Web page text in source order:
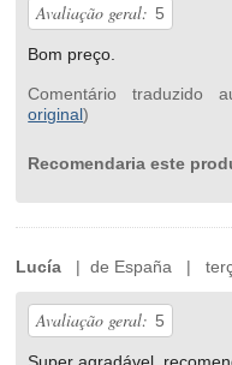
Avaliação geral: 5
Bom preço.
Comentário traduzido
original)
Recomendaria este
Lucía | de España |
Avaliação geral: 5